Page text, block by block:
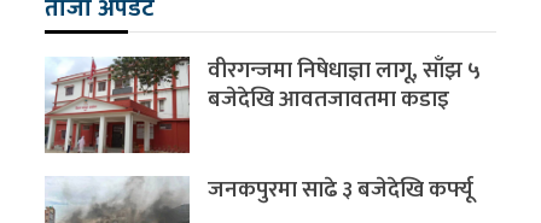
ताजा अपडेट
वीरगन्जमा निषेधाज्ञा लागू, साँझ ५
बजेदेखि आवतजावतमा कडाइ
जनकपुरमा साढे ३ बजेदेखि कर्फ्यू